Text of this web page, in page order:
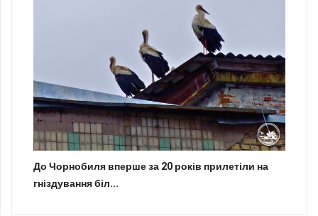
До Чорнобиля вперше за 20 років прилетіли на
гніздування біл...